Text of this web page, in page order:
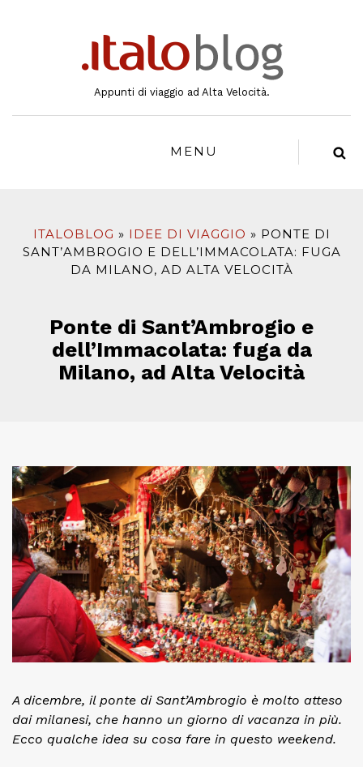
Appunti di viaggio ad Alta Velocità.
MENU
ITALOBLOG IDEE DI VIAGGIO
PONTE DI
SANT’AMBROGIO E DELL’IMMACOLATA: FUGA
DA MILANO, AD ALTA VELOCITÀ
Ponte di Sant’Ambrogio e
dell’Immacolata: fuga da
Milano, ad Alta Velocità
A dicembre, il ponte di Sant’Ambrogio è molto atteso
dai milanesi, che hanno un giorno di vacanza in più.
Ecco qualche idea su cosa fare in questo weekend.